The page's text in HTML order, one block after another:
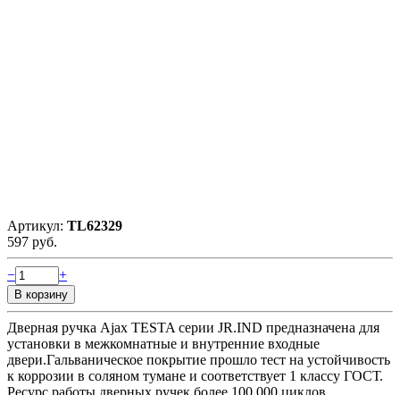
Артикул: TL62329
597 руб.
− +
Дверная ручка Ajax TESTA серии JR.IND предназначена для
установки в межкомнатные и внутренние входные
двери.Гальваническое покрытие прошло тест на устойчивость
к коррозии в соляном тумане и соответствует 1 классу ГОСТ.
Ресурс работы дверных ручек более 100 000 циклов